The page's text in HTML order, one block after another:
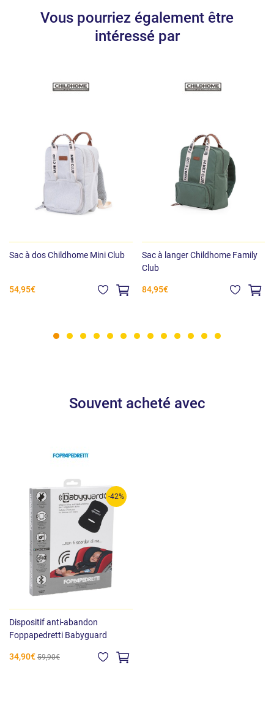
Vous pourriez également être
intéressé par
Sac à dos Childhome Mini Club
54,95€
Sac à langer Childhome Family
Club
84,95€
Souvent acheté avec
-42%
Dispositif anti-abandon
Foppapedretti Babyguard
34,90€ 59,90€